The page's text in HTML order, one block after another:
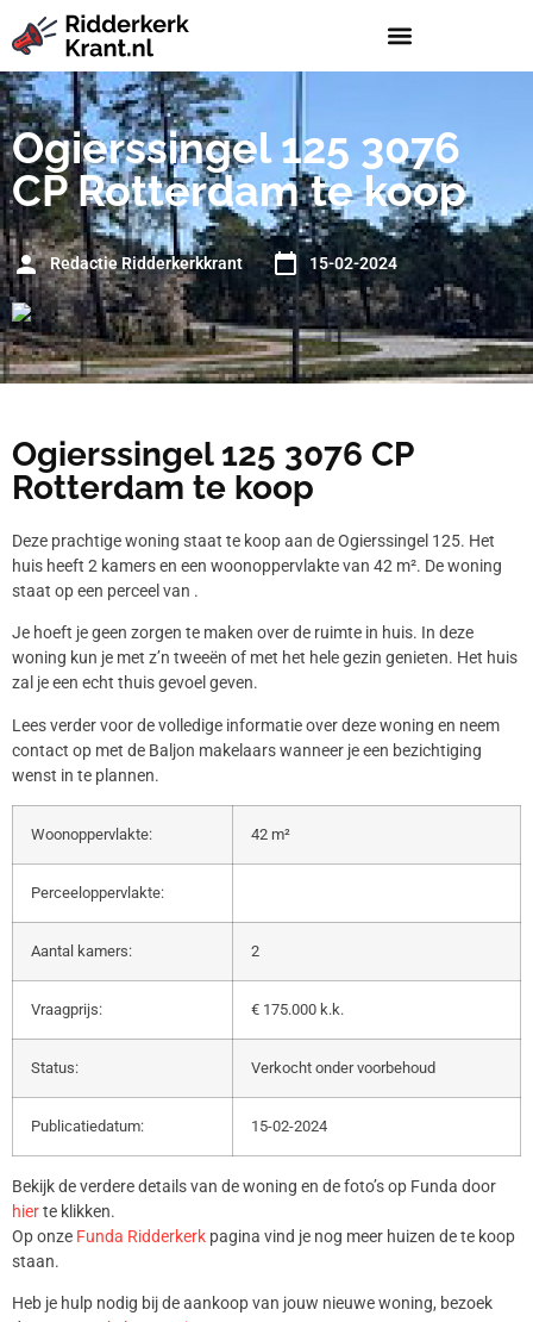
Ogierssingel 125 3076
CP Rotterdam te koop
Redactie Ridderkerkkrant 15-02-2024
Ogierssingel 125 3076 CP
Rotterdam te koop
Deze prachtige woning staat te koop aan de Ogierssingel 125. Het
huis heeft 2 kamers en een woonoppervlakte van 42 m². De woning
staat op een perceel van .
Je hoeft je geen zorgen te maken over de ruimte in huis. In deze
woning kun je met z’n tweeën of met het hele gezin genieten. Het huis
zal je een echt thuis gevoel geven.
Lees verder voor de volledige informatie over deze woning en neem
contact op met de Baljon makelaars wanneer je een bezichtiging
wenst in te plannen.
Woonoppervlakte: 42 m²
Perceeloppervlakte:
Aantal kamers: 2
Vraagprijs: € 175.000 k.k.
Status: Verkocht onder voorbehoud
Publicatiedatum: 15-02-2024
Bekijk de verdere details van de woning en de foto’s op Funda door
hierte klikken.
Op onze Funda Ridderkerk pagina vind je nog meer huizen de te koop
staan.
Heb je hulp nodig bij de aankoop van jouw nieuwe woning, bezoek